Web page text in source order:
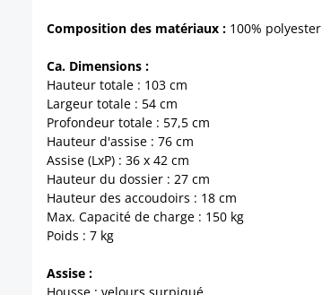
Composition des matériaux : 100% polyester
Ca. Dimensions :
Hauteur totale : 103 cm
Largeur totale : 54 cm
Profondeur totale : 57,5 cm
Hauteur d'assise : 76 cm
Assise (LxP) : 36 x 42 cm
Hauteur du dossier : 27 cm
Hauteur des accoudoirs : 18 cm
Max. Capacité de charge : 150 kg
Poids : 7 kg
Assise :